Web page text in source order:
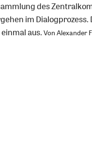
des
im Dialogprozess.
aus. Von Alexander